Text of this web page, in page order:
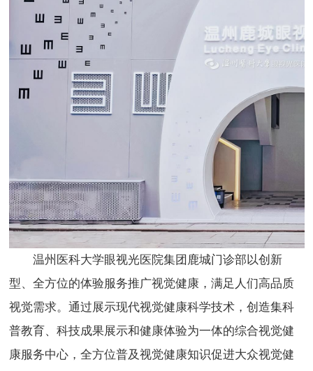
温州医科大学眼视光医院集团鹿城门诊部以创新
型、全方位的体验服务推广视觉健康，满足人们高品质
视觉需求。通过展示现代视觉健康科学技术，创造集科
普教育、科技成果展示和健康体验为一体的综合视觉健
康服务中心，全方位普及视觉健康知识促进大众视觉健